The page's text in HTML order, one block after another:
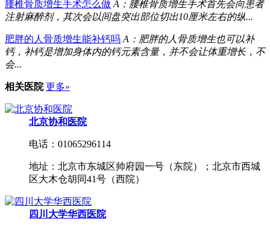
腰椎骨质增生手术怎么做 A：腰椎骨质增生手术首先会向患者
注射麻醉剂，其次会以间盘突出部位切出10厘米左右的纵...
肥胖的人骨质增生能补钙吗 A：肥胖的人骨质增生也可以补
钙，补钙是增加身体内的钙元素含量，并不会让体重增长，不
会...
相关医院 更多»
北京协和医院
电话：01065296114
地址：北京市东城区帅府园一号（东院）；北京市西城
区大木仓胡同41号（西院）
四川大学华西医院